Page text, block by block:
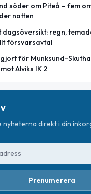
söder om Piteå – fem
natten
dagsöversikt: regn,
försvarsavtal
för Munksund-
Alviks IK 2
nyheterna direkt i din
Prenumerera